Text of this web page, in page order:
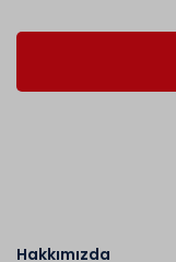
Hakkımızda